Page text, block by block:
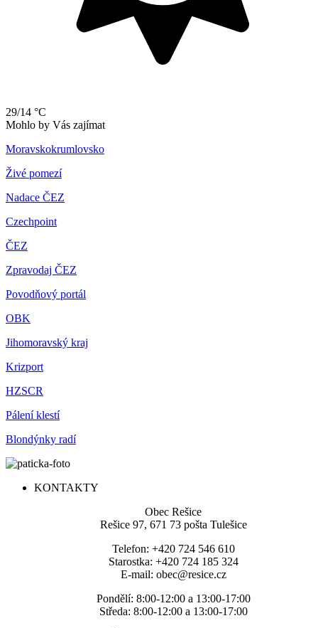
29/14 °C
Mohlo by Vás zajímat
Moravskokrumlovsko
Živé pomezí
Nadace ČEZ
Czechpoint
ČEZ
Zpravodaj ČEZ
Povodňový portál
OBK
Jihomoravský kraj
Krizport
HZSCR
Pálení klestí
Blondýnky radí
KONTAKTY
Obec Rešice
Rešice 97, 671 73 pošta Tulešice
Telefon: +420 724 546 610
Starostka: +420 724 185 324
E-mail: obec@resice.cz
Pondělí: 8:00-12:00 a 13:00-17:00
Středa: 8:00-12:00 a 13:00-17:00